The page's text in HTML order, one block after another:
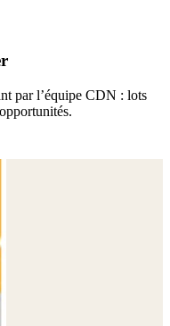
par l’équipe CDN : lots